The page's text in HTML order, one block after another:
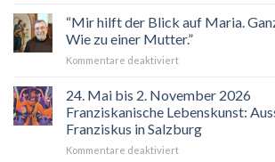
“Mir hilft der Blick auf Maria.
Wie zu einer Mutter.”
Kommentare deaktiviertfür
hilft
Blick
auf
Maria.
24. Mai bis 2. November 2026
Franziskanische Lebenskunst:
Franziskus in Salzburg
Kommentare deaktiviertfür